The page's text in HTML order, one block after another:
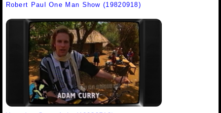
Robert Paul One Man Show (19820918)